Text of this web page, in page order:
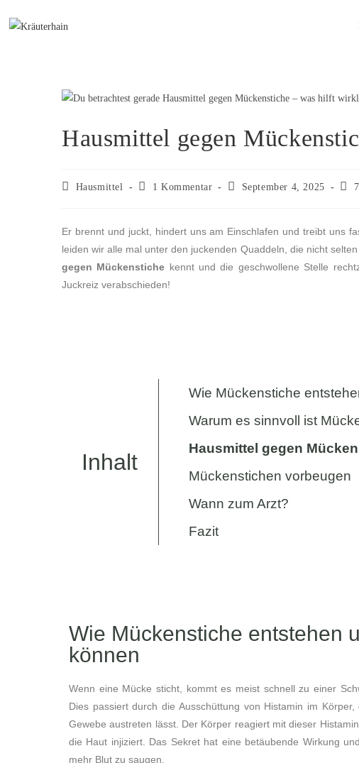
Hausmittel gegen
Hausmittel 1 Kommentar September 4, 2025
Er brennt und juckt, hindert uns am Einschlafen und treibt uns
leiden wir alle mal unter den juckenden Quaddeln, die nicht
gegen Mückenstiche kennt und die geschwollene Stelle
Juckreiz verabschieden!
Inhalt
Wie Mückenstiche
Warum es sinnvoll ist
Hausmittel gegen
Mückenstichen vorbeugen
Wann zum Arzt?
Fazit
Wie Mückenstiche entstehen
können
Wenn eine Mücke sticht, kommt es meist schnell zu einer
Dies passiert durch die Ausschüttung von Histamin im
Gewebe austreten lässt. Der Körper reagiert mit dieser
die Haut injiziert. Das Sekret hat eine betäubende Wirkung
mehr Blut zu saugen.